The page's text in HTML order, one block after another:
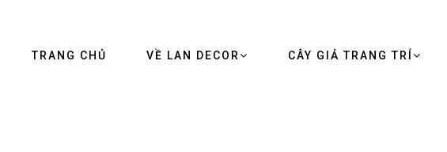
TRANG CHỦ VỀ LAN DECOR CÂY GIẢ TRANG TRÍ